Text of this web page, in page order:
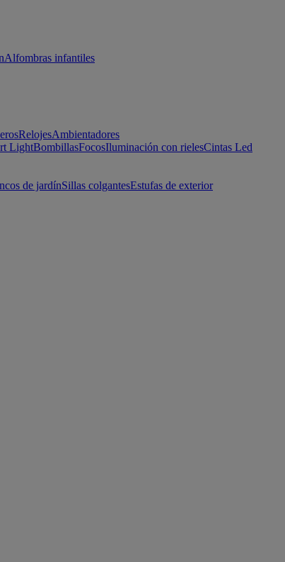
Alfombras infantiles
RelojesAmbientadores
LightBombillasFocosIluminación con rielesCintas Led
de jardínSillas colgantesEstufas de exterior